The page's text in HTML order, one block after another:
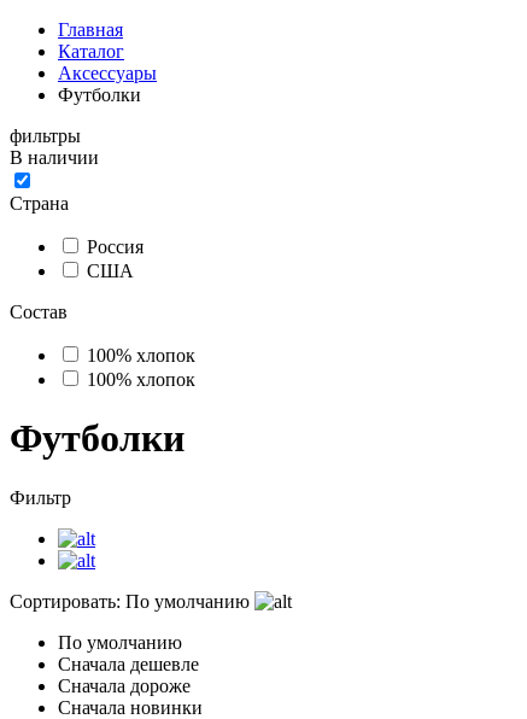
Главная
Каталог
Аксессуары
Футболки
фильтры
В наличии
Страна
Россия
США
Состав
100% хлопок
100% хлопок
Футболки
Фильтр
Сортировать: По умолчанию
По умолчанию
Сначала дешевле
Сначала дороже
Сначала новинки